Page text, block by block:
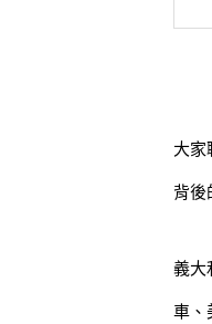
大家
背後
義大
車、